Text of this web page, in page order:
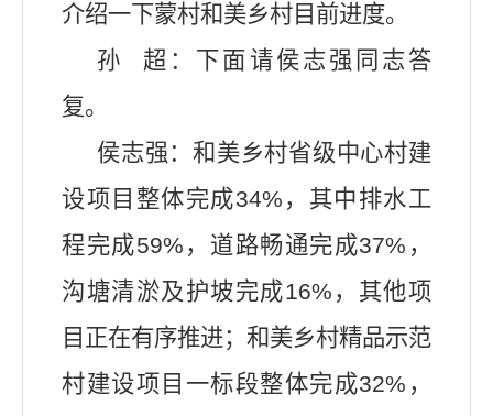
介绍一下蒙村和美乡村目前进度。
孙
超：下面请侯志强同志答
复。
侯志强：和美乡村省级中心村建
设项目整体完成34% ，其中排水工
程完成59% ，道路畅通完成37% ，
沟塘清淤及护坡完成16% ，其他项
目正在有序推进；和美乡村精品示范
村建设项目一标段整体完成32% ，